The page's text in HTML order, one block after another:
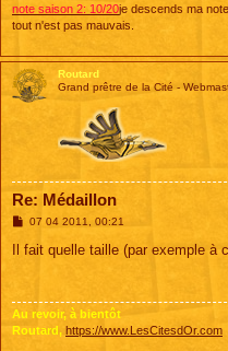
note saison 2: 10/20je descends ma
tout n'est pas mauvais.
Routard
Grand prêtre de la Cité -
Re: Médaillon
M
s
07 04 2011, 00:21
Il fait quelle taille (par exemple à
Au revoir, à bientôt
Routard, https://www.LesCitesdOr.com